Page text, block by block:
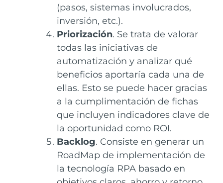
(pasos, sistemas involucrados,
inversión, etc.).
Priorización. Se trata de valorar
todas las iniciativas de
automatización y analizar qué
beneficios aportaría cada una de
ellas. Esto se puede hacer gracias
a la cumplimentación de fichas
que incluyen indicadores clave de
la oportunidad como ROI.
Backlog. Consiste en generar un
RoadMap de implementación de
la tecnología RPA basado en